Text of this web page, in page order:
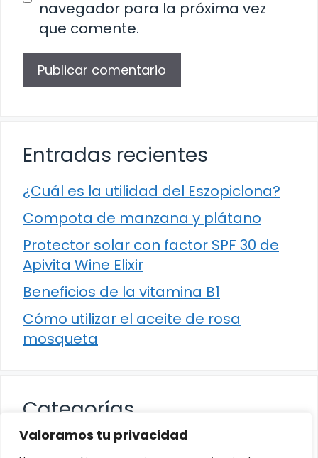
Valoramos tu privacidad
navegador para la próxima vez
que comente.
Entradas recientes
¿Cuál es la utilidad del Eszopiclona?
Compota de manzana y plátano
Protector solar con factor SPF 30 de
Apivita Wine Elixir
Beneficios de la vitamina B1
Cómo utilizar el aceite de rosa
mosqueta
Categorías
Alimentación